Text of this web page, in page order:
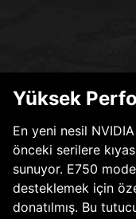
Yüksek
En yeni nesil
önceki serilere
sunuyor. E750
desteklemek için
donatılmış. Bu